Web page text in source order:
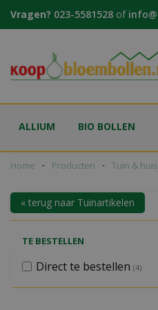
naar
Home Producten Tuin & huis
Vragen? 023-5581528 of
ALLIUM BIO BOLLEN
« terug naar Tuinartikelen
TE BESTELLEN
Direct te bestellen (4)